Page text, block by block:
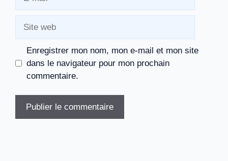
Enregistrer mon nom, mon e-mail et mon site
dans le navigateur pour mon prochain
commentaire.